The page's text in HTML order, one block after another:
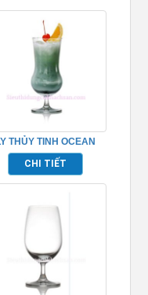
THỦY TINH OCEAN
CUBA HURRICANE
TP_1522H16
CHI TIẾT